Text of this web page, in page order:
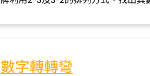
數字轉轉彎